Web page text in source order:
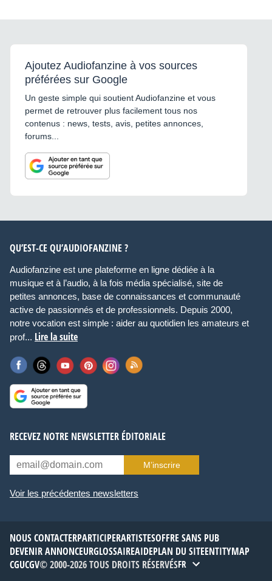
Ajoutez Audiofanzine à vos sources
préférées sur Google
Un geste simple qui soutient Audiofanzine et vous
permet de retrouver plus facilement tous nos
contenus : news, tests, avis, petites annonces,
forums...
QU’EST-CE QU’AUDIOFANZINE ?
Audiofanzine est une plateforme en ligne dédiée à la
musique et à l’audio, à la fois média spécialisé, site de
petites annonces, base de connaissances et communauté
active de passionnés et de professionnels. Depuis 2000,
notre vocation est simple : aider au quotidien les amateurs et
prof... Lire la suite
RECEVEZ NOTRE NEWSLETTER ÉDITORIALE
M’inscrire
Voir les précédentes newsletters
NOUS CONTACTERPARTICIPERARTISTESOFFRE SANS PUB
DEVENIR ANNONCEURGLOSSAIREAIDEPLAN DU SITEENTITYMAP
CGUCGV© 2000-2026 TOUS DROITS RÉSERVÉSFR